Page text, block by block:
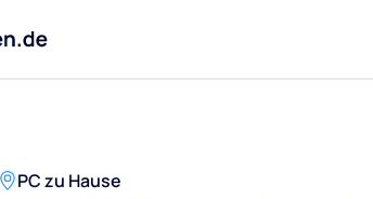
PC zu Hause